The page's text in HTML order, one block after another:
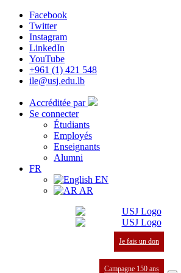
Facebook
Twitter
Instagram
LinkedIn
YouTube
+961 (1) 421 548
ile@usj.edu.lb
Accréditée par
Se connecter
Étudiants
Employés
Enseignants
Alumni
FR
EN
AR
Je fais un don
Campagne 150 ans